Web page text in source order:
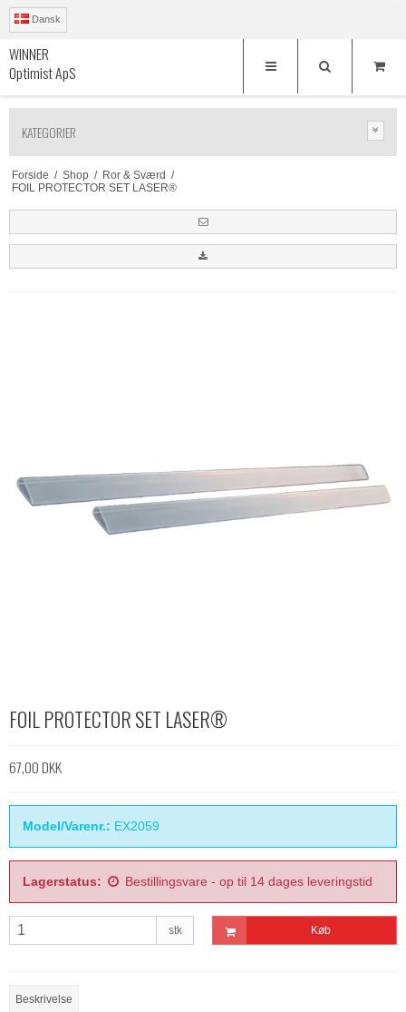
Dansk
WINNER
Optimist ApS
KATEGORIER
Forside / Shop / Ror & Sværd /
FOIL PROTECTOR SET LASER®
FOIL PROTECTOR SET LASER®
67,00 DKK
Model/Varenr.: EX2059
Lagerstatus: Bestillingsvare - op til 14 dages leveringstid
stk Køb
Beskrivelse